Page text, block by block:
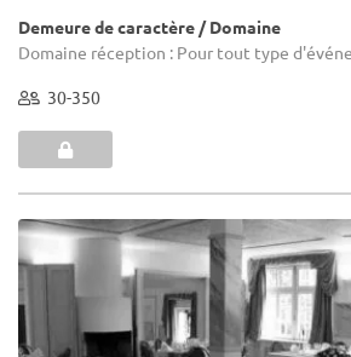
Demeure de caractère / Domaine
Domaine réception : Pour tout type
30-350